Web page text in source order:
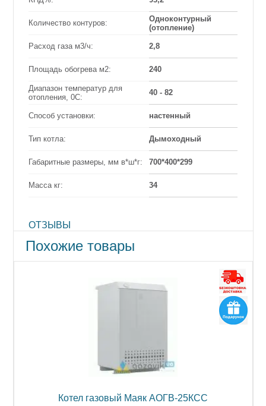
Количество контуров:
Одноконтурный
(отопление)
Расход газа м3/ч: 2,8
Площадь обогрева м2: 240
Диапазон температур для
отопления, 0С:
40 - 82
Способ установки: настенный
Тип котла: Дымоходный
Габаритные размеры, мм в*ш*г: 700*400*299
Масса кг: 34
ОТЗЫВЫ
Похожие товары
Котел газовый Маяк АОГВ-25КСС